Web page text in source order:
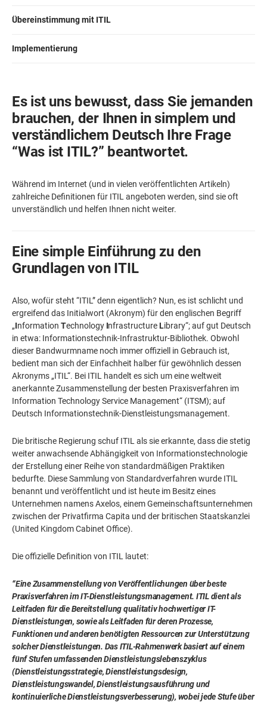
Laboratorien
Übereinstimmung mit ITIL
Implementierung
Es ist uns bewusst, dass Sie jemanden
brauchen, der Ihnen in simplem und
verständlichem Deutsch Ihre Frage
“Was ist ITIL?” beantwortet.
Während im Internet (und in vielen veröffentlichten Artikeln)
zahlreiche Definitionen für ITIL angeboten werden, sind sie oft
unverständlich und helfen Ihnen nicht weiter.
Eine simple Einführung zu den
Grundlagen von ITIL
Also, wofür steht “ITIL” denn eigentlich? Nun, es ist schlicht und
ergreifend das Initialwort (Akronym) für den englischen Begriff
„Information Technology Infrastructure Library“; auf gut Deutsch
in etwa: Informationstechnik-Infrastruktur-Bibliothek. Obwohl
dieser Bandwurmname noch immer offiziell in Gebrauch ist,
bedient man sich der Einfachheit halber für gewöhnlich dessen
Akronyms „ITIL“. Bei ITIL handelt es sich um eine weltweit
anerkannte Zusammenstellung der besten Praxisverfahren im
Information Technology Service Management“ (ITSM); auf
Deutsch Informationstechnik-Dienstleistungsmanagement.
Die britische Regierung schuf ITIL als sie erkannte, dass die stetig
weiter anwachsende Abhängigkeit von Informationstechnologie
der Erstellung einer Reihe von standardmäßigen Praktiken
bedurfte. Diese Sammlung von Standardverfahren wurde ITIL
benannt und veröffentlicht und ist heute im Besitz eines
Unternehmen namens Axelos, einem Gemeinschaftsunternehmen
zwischen der Privatfirma Capita und der britischen Staatskanzlei
(United Kingdom Cabinet Office).
Die offizielle Definition von ITIL lautet:
“Eine Zusammenstellung von Veröffentlichungen über beste
Praxisverfahren im IT-Dienstleistungsmanagement. ITIL dient als
Leitfaden für die Bereitstellung qualitativ hochwertiger IT-
Dienstleistungen, sowie als Leitfaden für deren Prozesse,
Funktionen und anderen benötigten Ressourcen zur Unterstützung
solcher Dienstleistungen. Das ITIL-Rahmenwerk basiert auf einem
fünf Stufen umfassenden Dienstleistungslebenszyklus
(Dienstleistungsstrategie, Dienstleistungsdesign,
Dienstleistungswandel, Dienstleistungsausführung und
kontinuierliche Dienstleistungsverbesserung), wobei jede Stufe über